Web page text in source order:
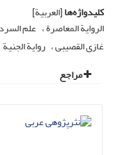
کلیدواژه‌ها[العربیة]
الروایة المعاصرة علم السرد
غازی القصیبی روایة الجنیة
مراجع